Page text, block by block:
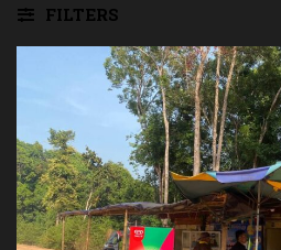
FILTERS